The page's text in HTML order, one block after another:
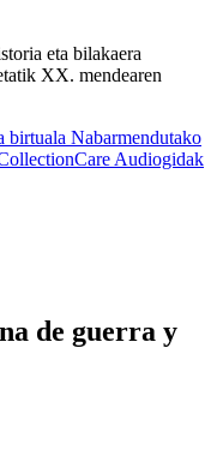
eta bilakaera
XX. mendearen
birtuala Nabarmendutako
Audiogidak
de guerra y